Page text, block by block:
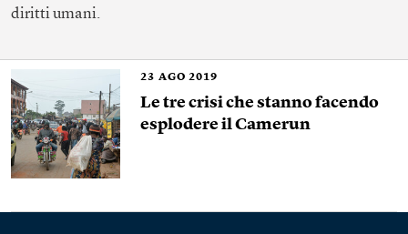
diritti umani.
23 AGO 2019
Le tre crisi che stanno facendo
esplodere il Camerun